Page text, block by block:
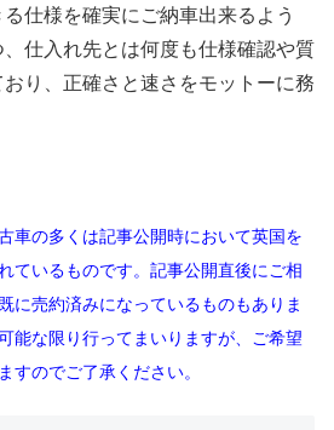
仕様を確実にご納車出来るよう
仕入れ先とは何度も仕様確認や質
り、正確さと速さをモットーに務
車の多くは記事公開時において英国を
ているものです。記事公開直後にご相
に売約済みになっているものもありま
能な限り行ってまいりますが、ご希望
すのでご了承ください。